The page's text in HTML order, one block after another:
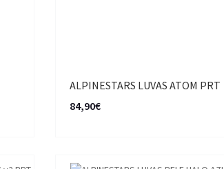
ALPINESTARS LUVAS ATOM PRT
84,90€